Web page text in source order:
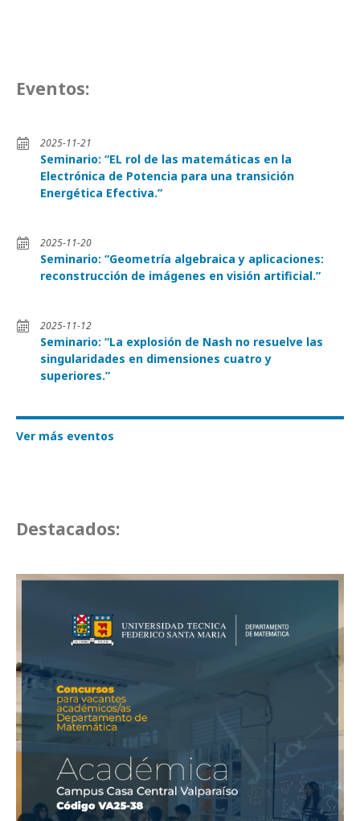
Eventos:
2025-11-21
Seminario: “EL rol de las matemáticas en la
Electrónica de Potencia para una transición
Energética Efectiva.”
2025-11-20
Seminario: “Geometría algebraica y aplicaciones:
reconstrucción de imágenes en visión artificial.”
2025-11-12
Seminario: “La explosión de Nash no resuelve las
singularidades en dimensiones cuatro y
superiores.”
Ver más eventos
Destacados: